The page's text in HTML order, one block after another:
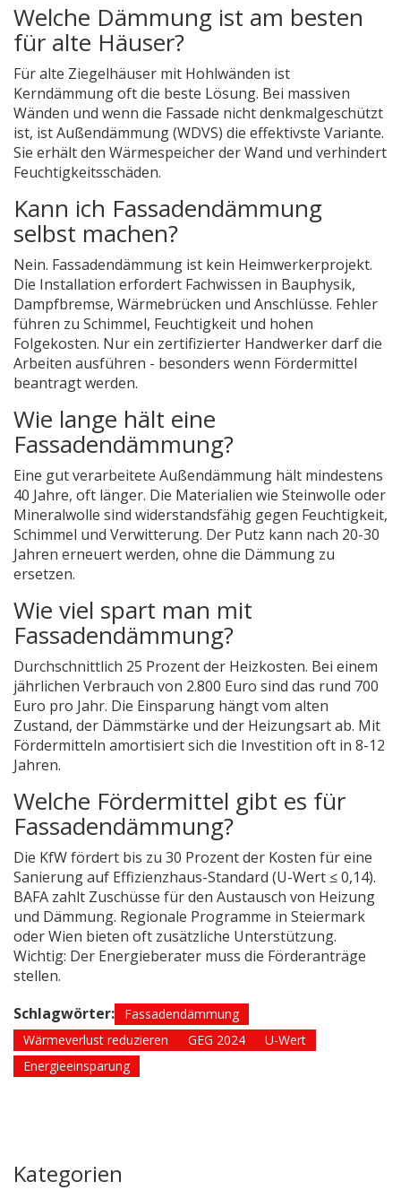
Welche Dämmung ist am besten
für alte Häuser?
Für alte Ziegelhäuser mit Hohlwänden ist
Kerndämmung oft die beste Lösung. Bei massiven
Wänden und wenn die Fassade nicht denkmalgeschützt
ist, ist Außendämmung (WDVS) die effektivste Variante.
Sie erhält den Wärmespeicher der Wand und verhindert
Feuchtigkeitsschäden.
Kann ich Fassadendämmung
selbst machen?
Nein. Fassadendämmung ist kein Heimwerkerprojekt.
Die Installation erfordert Fachwissen in Bauphysik,
Dampfbremse, Wärmebrücken und Anschlüsse. Fehler
führen zu Schimmel, Feuchtigkeit und hohen
Folgekosten. Nur ein zertifizierter Handwerker darf die
Arbeiten ausführen - besonders wenn Fördermittel
beantragt werden.
Wie lange hält eine
Fassadendämmung?
Eine gut verarbeitete Außendämmung hält mindestens
40 Jahre, oft länger. Die Materialien wie Steinwolle oder
Mineralwolle sind widerstandsfähig gegen Feuchtigkeit,
Schimmel und Verwitterung. Der Putz kann nach 20-30
Jahren erneuert werden, ohne die Dämmung zu
ersetzen.
Wie viel spart man mit
Fassadendämmung?
Durchschnittlich 25 Prozent der Heizkosten. Bei einem
jährlichen Verbrauch von 2.800 Euro sind das rund 700
Euro pro Jahr. Die Einsparung hängt vom alten
Zustand, der Dämmstärke und der Heizungsart ab. Mit
Fördermitteln amortisiert sich die Investition oft in 8-12
Jahren.
Welche Fördermittel gibt es für
Fassadendämmung?
Die KfW fördert bis zu 30 Prozent der Kosten für eine
Sanierung auf Effizienzhaus-Standard (U-Wert ≤ 0,14).
BAFA zahlt Zuschüsse für den Austausch von Heizung
und Dämmung. Regionale Programme in Steiermark
oder Wien bieten oft zusätzliche Unterstützung.
Wichtig: Der Energieberater muss die Förderanträge
stellen.
Schlagwörter:
Fassadendämmung
Wärmeverlust reduzieren
GEG 2024
U-Wert
Energieeinsparung
Kategorien